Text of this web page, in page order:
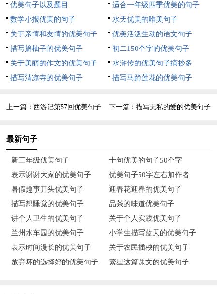
语言，强化鉴赏过程当中的审美愉悦，加深对散文美的多方位认
识。
媒体设计
多媒体课件或投影仪、录音机。
第一课时
一、导语设计
(媒体显示：MTV歌曲《南泥湾》及抗日战争时期延安军民热火
朝天的大生产运动场景。)
优美句子以及题目
适合一年级四季优美的句子
数学小报优美的句子
水天优美的唯美句子
关于亲情和友情的优美句子
优美活泼生动的语文句子
描写摘柚子的优美句子
初二150个字的优美句子
关于美丽的作文的优美句子
水浒传的优美句子摘抄多
描写清凉寺的优美句子
描写马蹄莲花的优美句子
上一篇：西游记第57回优美句子 下一篇： 描写无私的爱的优美句子
最新句子
新三年级优美句子
十句优美的句子50个字
表示谢谢大家的优美句子
优美句子50字左右加作者
暑假趣事开头优美句子
迎春花迎春的优美句子
描写想睡觉的优美句子
品茶的味道优美句子
讲个人卫生的优美句子
关于个人实践优美句子
兰州水车园的优美句子
小学生描写蓝天的优美句子
表示时间漫长的优美句子
关于农民插秧的优美句子
放弃坏的选择好的优美句子
繁星这篇课文的优美句子